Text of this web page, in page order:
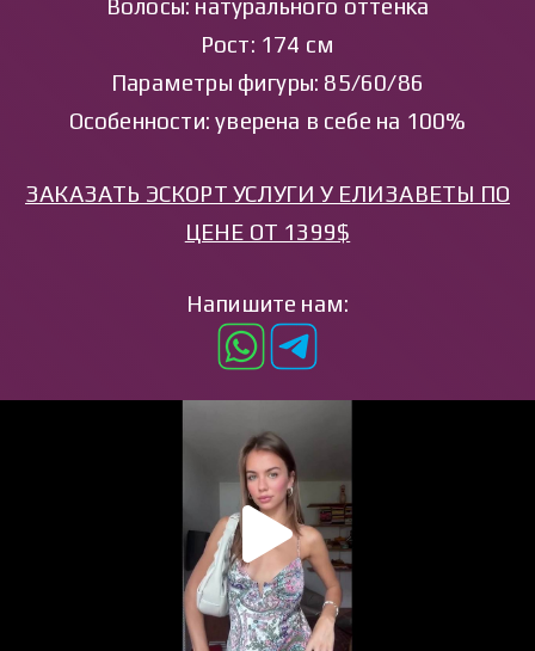
Волосы: натурального оттенка
Рост: 174 см
Параметры фигуры: 85/60/86
Особенности: уверена в себе на 100%
ЗАКАЗАТЬ ЭСКОРТ УСЛУГИ У ЕЛИЗАВЕТЫ ПО
ЦЕНЕ ОТ 1399$
Напишите нам: